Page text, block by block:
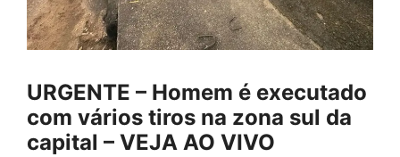
URGENTE – Homem é executado
com vários tiros na zona sul da
capital – VEJA AO VIVO